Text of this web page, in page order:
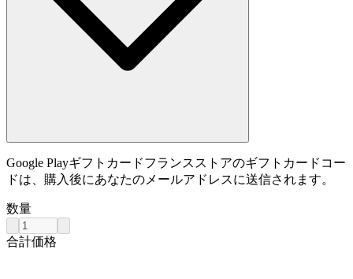
Google Playギフトカードフランスストアのギフトカードコー
ドは、購入後にあなたのメールアドレスに送信されます。
数量
合計価格